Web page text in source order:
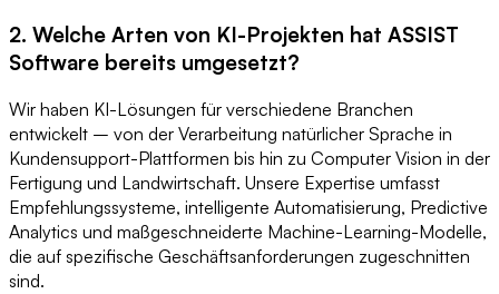
2. Welche Arten von KI-Projekten hat ASSIST
Software bereits umgesetzt?
Wir haben KI-Lösungen für verschiedene Branchen
entwickelt – von der Verarbeitung natürlicher Sprache in
Kundensupport-Plattformen bis hin zu Computer Vision in der
Fertigung und Landwirtschaft. Unsere Expertise umfasst
Empfehlungssysteme, intelligente Automatisierung, Predictive
Analytics und maßgeschneiderte Machine-Learning-Modelle,
die auf spezifische Geschäftsanforderungen zugeschnitten
sind.